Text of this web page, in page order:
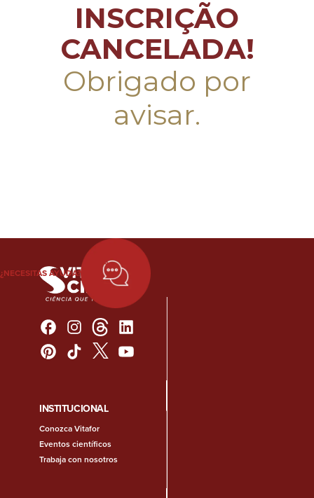
INSCRIÇÃO
CANCELADA!
Obrigado por
avisar.
¿NECESITAS AYUDA?
INSTITUCIONAL
Conozca Vitafor
Eventos científicos
Trabaja con nosotros